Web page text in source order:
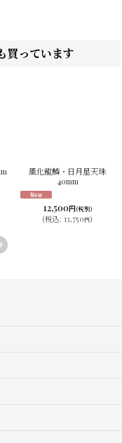
買っています
風化龍鱗・日月星天珠
40mm
12,500円(税別)
(税込: 13,750円)